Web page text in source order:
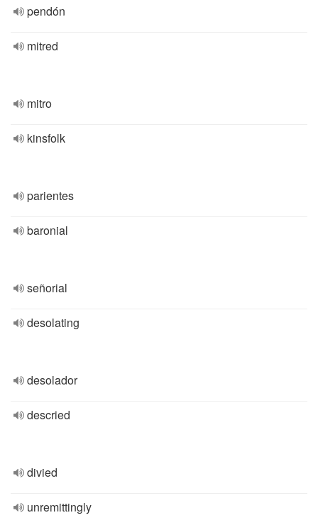
pendón
mitred
mitro
kinsfolk
parientes
baronial
señorial
desolating
desolador
descried
divied
unremittingly